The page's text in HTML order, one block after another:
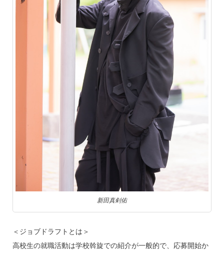
新田真剣佑
＜ジョブドラフトとは＞
高校生の就職活動は学校斡旋での紹介が一般的で、応募開始か